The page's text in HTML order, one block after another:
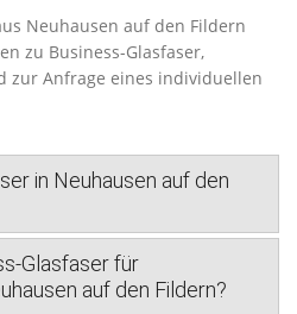
Neuhausen auf den Fildern
zu Business-Glasfaser,
zur Anfrage eines individuellen
in Neuhausen auf den
Glasfaser für
auf den Fildern?